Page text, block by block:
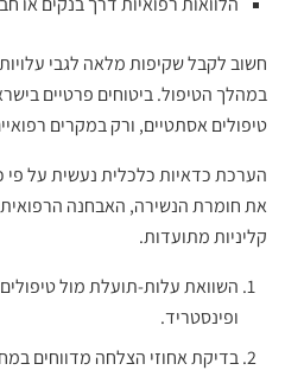
חשוב לקבל שקיפות מלאה לגבי
במהלך הטיפול. ביטוחים פרטיים
טיפולים אסתטיים, ורק במקרים
הערכת כדאיות כלכלית נעשית על פי
את חומרת הנשירה, האבחנה הרפואית,
קליניות מתועדות.
השוואת עלות-תועלת מול טיפולים
ופינסטריד.
בדיקת אחוזי הצלחה מדווחים